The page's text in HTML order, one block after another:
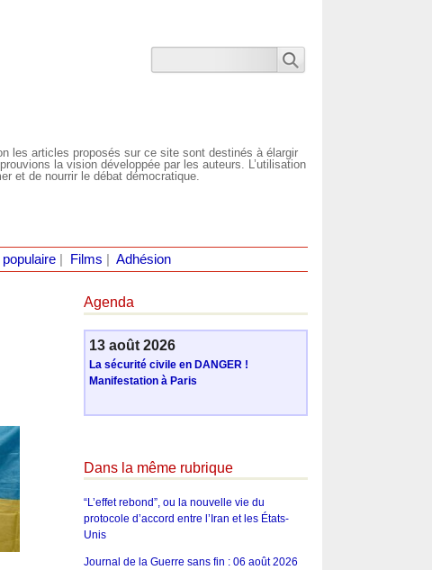
les articles proposés sur ce site sont destinés à élargir
la vision développée par les auteurs. L’utilisation
et de nourrir le débat démocratique.
| Films Adhésion
Agenda
13 août 2026
La sécurité civile en DANGER !
Manifestation à Paris
Dans la même rubrique
“L’effet rebond”, ou la nouvelle vie du
protocole d’accord entre l’Iran et les États-
Unis
Journal de la Guerre sans fin : 06 août 2026